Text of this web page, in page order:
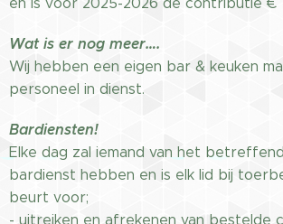
Wat is er nog meer….
Wij hebben een eigen bar & keuken
personeel in dienst.
Bardiensten!
Elke dag zal iemand van het
bardienst hebben en is elk lid bij
beurt voor;
- uitreiken en afrekenen van bestelde